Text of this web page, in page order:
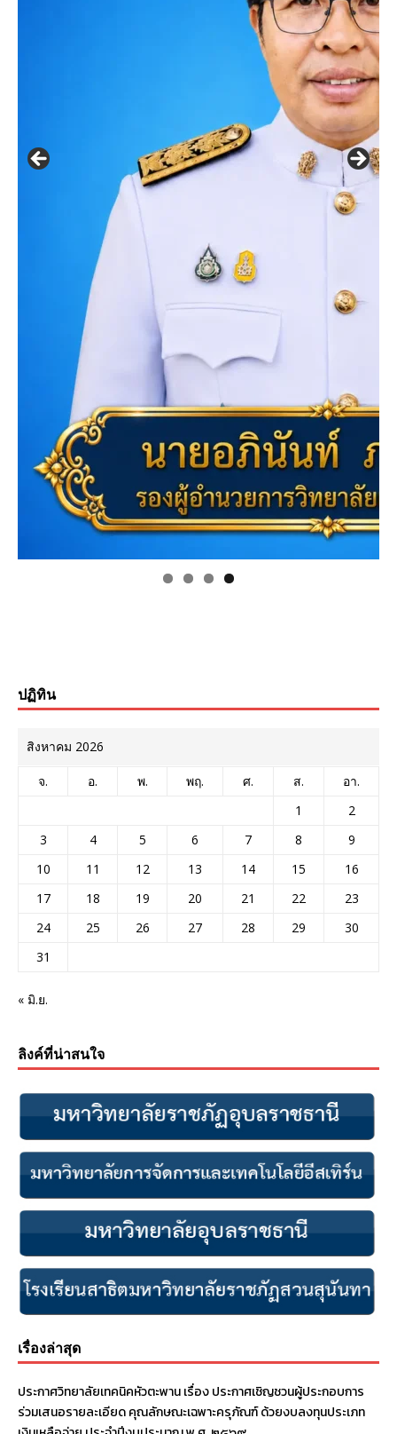
ปฏิทิน
สิงหาคม 2026
จ. อ. พ. พฤ. ศ. ส.
อา.
1
2
3
4 5 6 7 8
9
10
11 12 13 14 15
16
17
18 19 20 21 22
23
24
25 26 27 28 29
30
31
« มิ.ย.
ลิงค์ที่น่าสนใจ
เรื่องล่าสุด
ประกาศวิทยาลัยเทคนิคหัวตะพาน เรื่อง ประกาศเชิญชวนผู้ประกอบการ
ร่วมเสนอรายละเอียด คุณลักษณะเฉพาะครุภัณฑ์ ด้วยงบลงทุนประเภท